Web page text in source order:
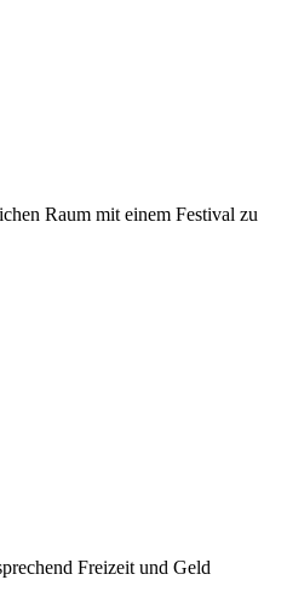
Raum mit einem Festival zu
Freizeit und Geld